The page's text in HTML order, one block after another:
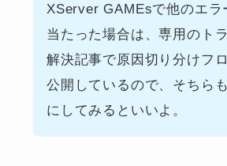
XServer GAMEsで他のエラ
当たった場合は、専用のト
解決記事で原因切り分けフ
公開しているので、そちら
にしてみるといいよ。